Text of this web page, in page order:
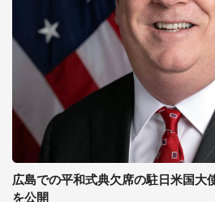
広島での平和式典欠席の駐日米国大
を公開